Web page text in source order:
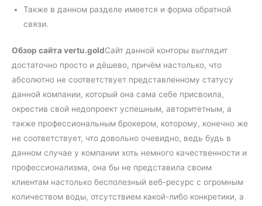
Также в данном разделе имеется и форма обратной
связи.
Обзор сайта vertu.goldСайт данной конторы выглядит
достаточно просто и дёшево, причём настолько, что
абсолютно не соответствует представленному статусу
данной компании, который она сама себе присвоила,
окрестив свой недопроект успешным, авторитетным, а
также профессиональным брокером, которому, конечно же
не соответствует, что довольно очевидно, ведь будь в
данном случае у компании хоть немного качественности и
профессионализма, она бы не представила своим
клиентам настолько бесполезный веб-ресурс с огромным
количеством воды, отсутствием какой-либо конкретики, а